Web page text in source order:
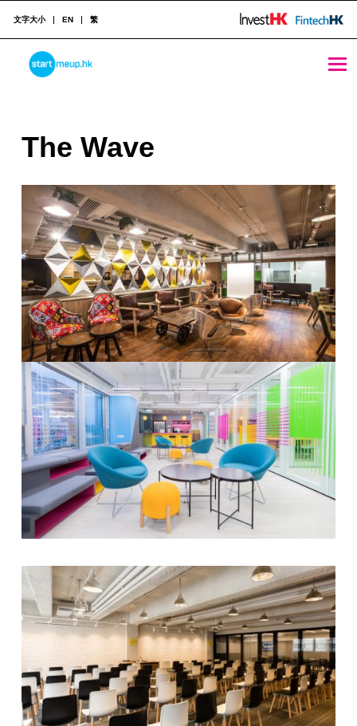
STARTMEUPHK
STARTMEUPHK FESTIVAL IS THE LEADING STARTUP AND INNOVATION CONFERENCE EVENT IN HONG KONG
文字大小 EN 繁
T
h
e
W
a
v
e
The Wave